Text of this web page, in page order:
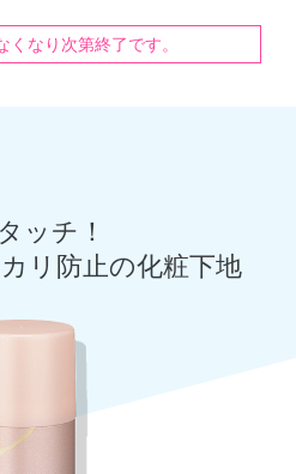
くなり次第終了です。
ッチ！
リ防止の化粧下地